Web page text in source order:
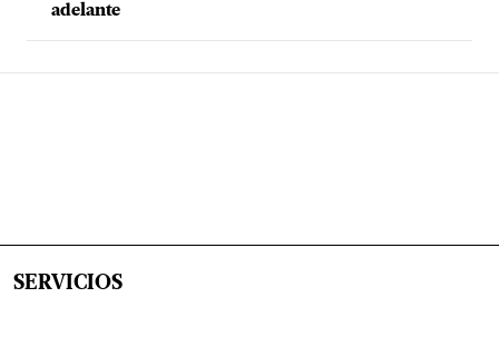
adelante
SERVICIOS